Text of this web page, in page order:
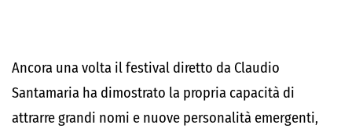
Ancora una volta il festival diretto da Claudio
Santamaria ha dimostrato la propria capacità di
attrarre grandi nomi e nuove personalità emergenti,